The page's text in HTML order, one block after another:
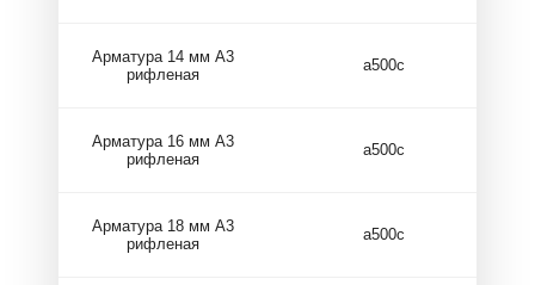
Арматура 14 мм А3
рифленая
а500с
Арматура 16 мм А3
рифленая
а500с
Арматура 18 мм А3
рифленая
а500с